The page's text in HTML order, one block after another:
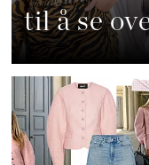
til å se